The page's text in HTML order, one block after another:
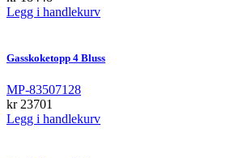
Legg i handlekurv
Gasskoketopp 4 Bluss
MP-83507128
kr23701
Legg i handlekurv